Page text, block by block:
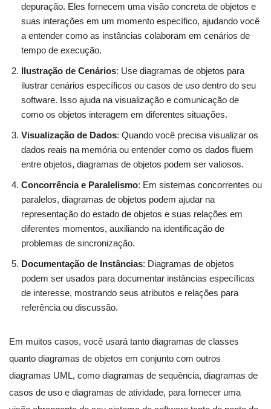
depuração. Eles fornecem uma visão concreta de objetos e
suas interações em um momento específico, ajudando você
a entender como as instâncias colaboram em cenários de
tempo de execução.
Ilustração de Cenários: Use diagramas de objetos para
ilustrar cenários específicos ou casos de uso dentro do seu
software. Isso ajuda na visualização e comunicação de
como os objetos interagem em diferentes situações.
Visualização de Dados: Quando você precisa visualizar os
dados reais na memória ou entender como os dados fluem
entre objetos, diagramas de objetos podem ser valiosos.
Concorrência e Paralelismo: Em sistemas concorrentes ou
paralelos, diagramas de objetos podem ajudar na
representação do estado de objetos e suas relações em
diferentes momentos, auxiliando na identificação de
problemas de sincronização.
Documentação de Instâncias: Diagramas de objetos
podem ser usados para documentar instâncias específicas
de interesse, mostrando seus atributos e relações para
referência ou discussão.
Em muitos casos, você usará tanto diagramas de classes
quanto diagramas de objetos em conjunto com outros
diagramas UML, como diagramas de sequência, diagramas de
casos de uso e diagramas de atividade, para fornecer uma